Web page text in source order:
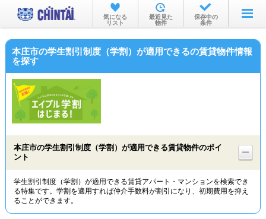
お部屋を探す
沿線・駅から
不動産会社から
気になる
リスト
最近見た
物件
保存中の
条件
本庄市の学生割引制度（学割）が適用できるの賃貸物件情報
を探す
本庄市の学生割引制度（学割）が適用できる賃貸物件のポイ
ント
学生割引制度（学割）が適用できる賃貸アパート・マンションを検索でき
る特集です。学割を適用すれば仲介手数料が割引になり、初期費用を抑え
ることができます。